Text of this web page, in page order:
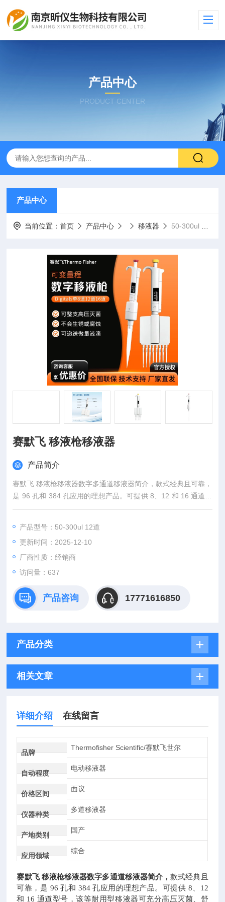
产品中心
PRODUCT CENTER
产品中心
当前位置：首页 产品中心 移液器 50-300ul 12道赛默飞 移液枪移液器
赛默飞 移液枪移液器
产品简介
赛默飞 移液枪移液器数字多通道移液器简介，款式经典且可靠，
是 96 孔和 384 孔应用的理想产品。可提供 8、12 和 16 通道型
号，该等耐用型移液器可充分高压灭菌、舒适且易于使用。
产品型号：50-300ul 12道
更新时间：2025-12-10
厂商性质：经销商
访问量：637
产品咨询 17771616850
产品分类
相关文章
详细介绍 在线留言
品牌
Thermofisher Scientific/赛默飞世尔
自动程度
电动移液器
价格区间
面议
仪器种类
多道移液器
产地类别
国产
应用领域
综合
赛默飞 移液枪移液器数字多通道移液器简介，款式经典且
可靠，是 96 孔和 384 孔应用的理想产品。可提供 8、12
和 16 通道型号，该等耐用型移液器可充分高压灭菌、舒